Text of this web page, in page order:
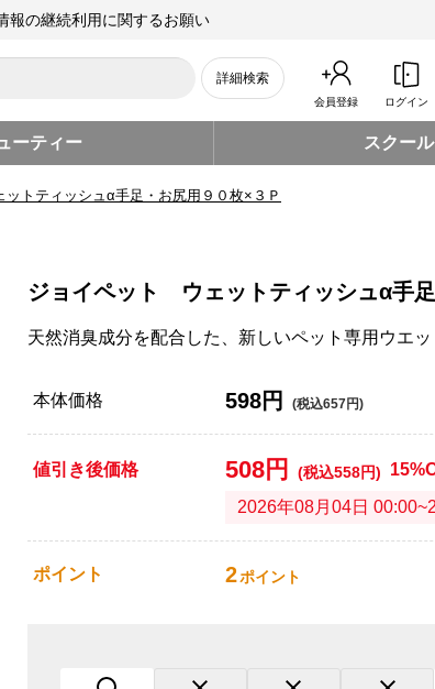
報の継続利用に関するお願い
詳細検索
会員登録 ログイン
ーティー スクー
トティッシュα手足・お尻用９０枚×３Ｐ
ジョイペット ウェットティッシュα手
天然消臭成分を配合した、新しいペット専用ウエッ
本体価格 598円 (税込657円)
値引き後価格 508円 (税込558円)
2026年08月04日
ポイント 2ポイント